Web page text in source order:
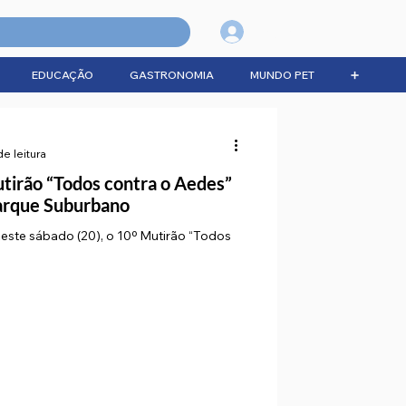
EDUCAÇÃO GASTRONOMIA MUNDO PET ➕
“Todos contra o Aedes”
Suburbano
sábado (20), o 10º Mutirão “Todos
leitura